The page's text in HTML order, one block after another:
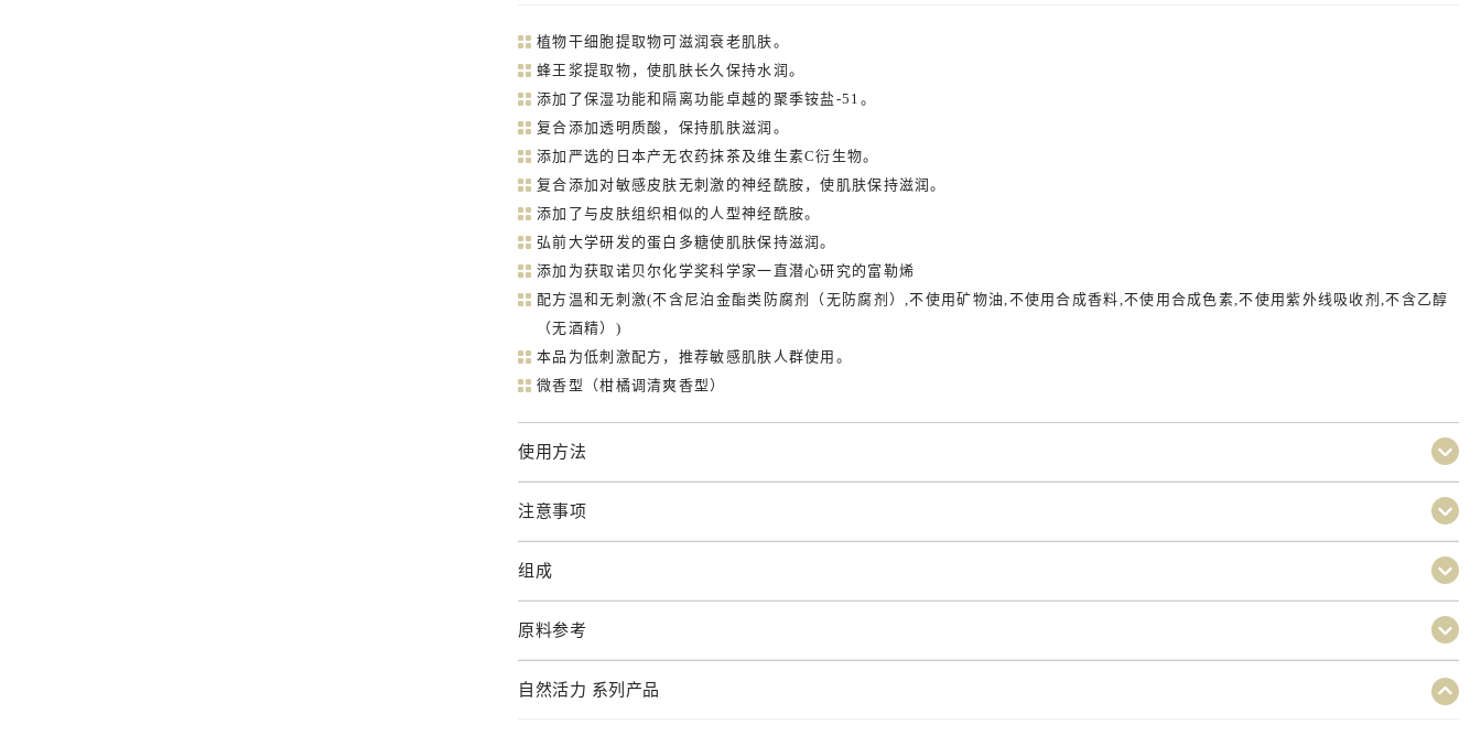
植物干细胞提取物可滋润衰老肌肤。
蜂王浆提取物，使肌肤长久保持水润。
添加了保湿功能和隔离功能卓越的聚季铵盐-51。
复合添加透明质酸，保持肌肤滋润。
添加严选的日本产无农药抹茶及维生素C衍生物。
复合添加对敏感皮肤无刺激的神经酰胺，使肌肤保持滋润。
添加了与皮肤组织相似的人型神经酰胺。
弘前大学研发的蛋白多糖使肌肤保持滋润。
添加为获取诺贝尔化学奖科学家一直潜心研究的富勒烯
配方温和无刺激(不含尼泊金酯类防腐剂（无防腐剂）,不使用矿物油,不使用合成香料,不使用合成色素,不使用紫外线吸收剂,不含乙醇
（无酒精）)
本品为低刺激配方，推荐敏感肌肤人群使用。
微香型（柑橘调清爽香型）
使用方法
注意事项
组成
原料参考
自然活力 系列产品